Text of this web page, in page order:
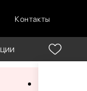
Контакты